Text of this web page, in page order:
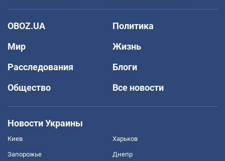
OBOZ.UA
Политика
Мир
Жизнь
Расследования
Блоги
Общество
Все новости
Новости Украины
Киев Харьков
Запорожье Днепр